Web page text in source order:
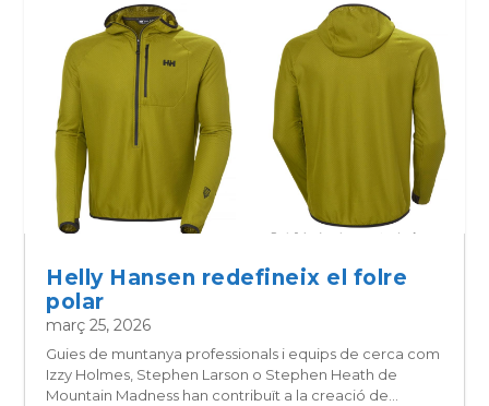
Helly Hansen redefineix el folre
polar
març 25, 2026
Guies de muntanya professionals i equips de cerca com
Izzy Holmes, Stephen Larson o Stephen Heath de
Mountain Madness han contribuït a la creació de...